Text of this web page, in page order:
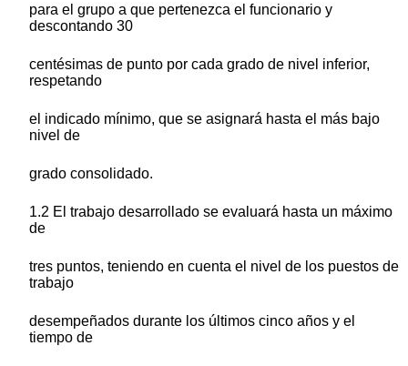
para el grupo a que pertenezca el funcionario y
descontando 30
centésimas de punto por cada grado de nivel inferior,
respetando
el indicado mínimo, que se asignará hasta el más bajo
nivel de
grado consolidado.
1.2 El trabajo desarrollado se evaluará hasta un máximo
de
tres puntos, teniendo en cuenta el nivel de los puestos de
trabajo
desempeñados durante los últimos cinco años y el
tiempo de